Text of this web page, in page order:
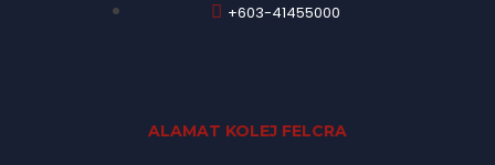
+603-41455000
ALAMAT KOLEJ FELCRA